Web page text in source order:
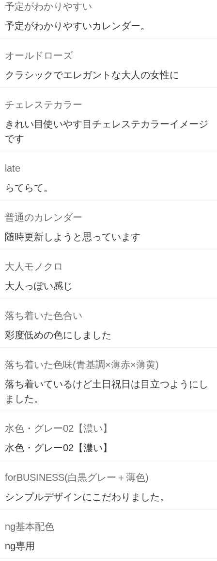
予定がわかりやすい
予定がわかりやすいカレンダー。
オールドローズ
クラシックでエレガントな大人の女性に
チェレステカラー
きれい目使いやす目チェレステカラーイメージ
です
late
らてらて。
普通のカレンダー
随時更新しようと思っています
大人モノクロ
大人っぽい感じ
落ち着いた色合い
彩度低めの色にしました
落ち着いた色味(青基調×薄赤×薄黄)
落ち着いているけど土日祝日は目立つようにし
ました。
水色・グレー02【濃い】
水色・グレー02【濃い】
forBUSINESS(白黒グレー＋薄色)
シンプルデザインにこだわりました。
ng基本配色
ng専用